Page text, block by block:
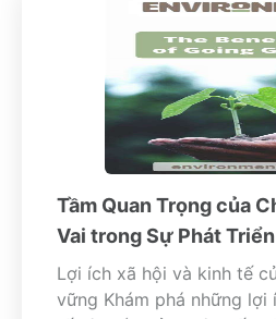
sạch sẽ và được tổ chức
nguy cơ xảy ra tai nạn,
trung vào những trò chơi
tượng. Thêm thảm và gối
cấp sự thoải mái và an
năng động của bạn. Việc
vực chơi có thể kích thích
luân chuyển đồ chơi và
sự quan tâm của chúng
môi trường năng động nơi
hỏi và phát triển thông
Vào Các Trò Chơi Giác
Tầm Quan Trọng của
Vai trong Sự Phát
Lợi ích xã hội và kinh tế
vững Khám phá những lợi